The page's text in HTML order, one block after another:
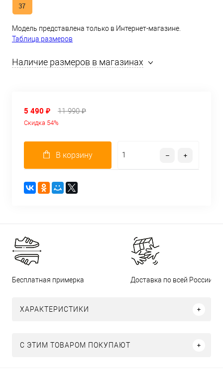
37
Модель представлена только в Интернет-магазине.
Таблица размеров
Наличие размеров в магазинах
5 490 ₽ 11 990 ₽
Скидка 54%
В корзину
Бесплатная примерка Доставка по всей России
ХАРАКТЕРИСТИКИ
С ЭТИМ ТОВАРОМ ПОКУПАЮТ